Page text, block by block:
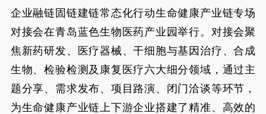
企业融链固链建链常态化行动生命健康产业链专场
对接会在青岛蓝色生物医药产业园举行。对接会聚
焦新药研发、医疗器械、干细胞与基因治疗、合成
生物、检验检测及康复医疗六大细分领域，通过主
题分享、需求发布、项目路演、闭门洽谈等环节，
为生命健康产业链上下游企业搭建了精准、高效的